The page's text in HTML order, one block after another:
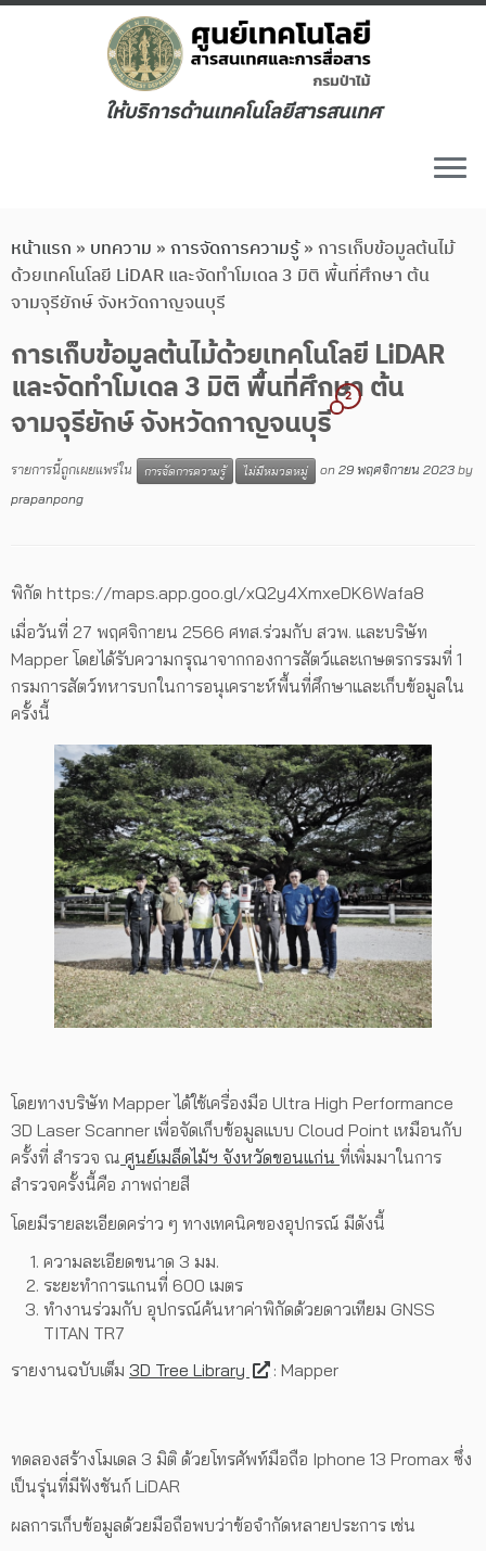
ให้บริการด้านเทคโนโลยีสารสนเทศ
หน้าแรก » บทความ »การจัดการความรู้»การเก็บข้อมูลต้นไม้
ด้วยเทคโนโลยี LiDAR และจัดทำโมเดล 3 มิติ พื้นที่ศึกษา ต้น
จามจุรียักษ์ จังหวัดกาญจนบุรี
การเก็บข้อมูลต้นไม้ด้วยเทคโนโลยี LiDAR
และจัดทำโมเดล 3 มิติ พื้นที่ศึกษา ต้น
จามจุรียักษ์ จังหวัดกาญจนบุรี
2
รายการนี้ถูกเผยแพร่ใน การจัดการความรู้ ไม่มีหมวดหมู่ on 29 พฤศจิกายน 2023 by
prapanpong
พิกัด https://maps.app.goo.gl/xQ2y4XmxeDK6Wafa8
เมื่อวันที่ 27 พฤศจิกายน 2566 ศทส.ร่วมกับ สวพ. และบริษัท
Mapper โดยได้รับความกรุณาจากกองการสัตว์และเกษตรกรรมที่ 1
กรมการสัตว์ทหารบกในการอนุเคราะห์พื้นที่ศึกษาและเก็บข้อมูลใน
ครั้งนี้
โดยทางบริษัท Mapper ได้ใช้เครื่องมือ Ultra High Performance
3D Laser Scanner เพื่อจัดเก็บข้อมูลแบบ Cloud Point เหมือนกับ
ครั้งที่ สำรวจ ณ ศูนย์เมล็ดไม้ฯ จังหวัดขอนแก่น ที่เพิ่มมาในการ
สำรวจครั้งนี้คือ ภาพถ่ายสี
โดยมีรายละเอียดคร่าว ๆ ทางเทคนิคของอุปกรณ์ มีดังนี้
ความละเอียดขนาด 3 มม.
ระยะทำการแกนที่ 600 เมตร
ทำงานร่วมกับ อุปกรณ์ค้นหาค่าพิกัดด้วยดาวเทียม GNSS
TITAN TR7
รายงานฉบับเต็ม 3D Tree Library : Mapper
ทดลองสร้างโมเดล 3 มิติ ด้วยโทรศัพท์มือถือ Iphone 13 Promax ซึ่ง
เป็นรุ่นที่มีฟังชันก์ LiDAR
ผลการเก็บข้อมูลด้วยมือถือพบว่าข้อจำกัดหลายประการ เช่น